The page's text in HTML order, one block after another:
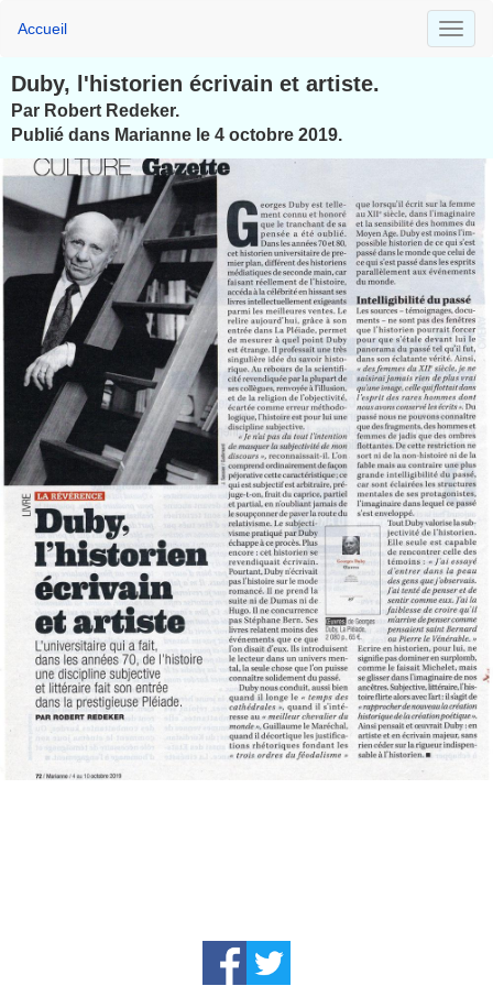
Accueil
Duby, l'historien écrivain et artiste.
Par Robert Redeker.
Publié dans Marianne le 4 octobre 2019.